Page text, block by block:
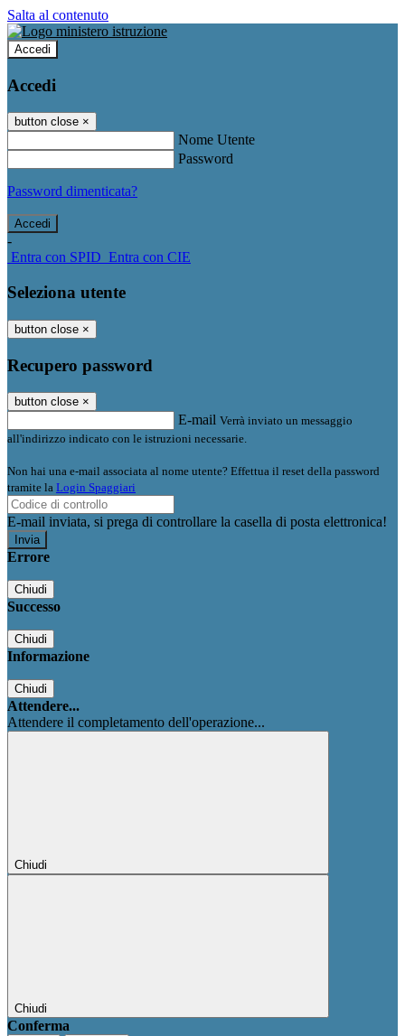
Salta al contenuto
Accedi
Accedi
button close ×
Nome Utente
Password
Password dimenticata?
-
Entra con SPID Entra con CIE
Seleziona utente
button close ×
Recupero password
button close ×
E-mail Verrà inviato un messaggio
all'indirizzo indicato con le istruzioni necessarie.
Non hai una e-mail associata al nome utente? Effettua il reset della password
tramite la Login Spaggiari
E-mail inviata, si prega di controllare la casella di posta elettronica!
Errore
Chiudi
Successo
Chiudi
Informazione
Chiudi
Attendere...
Attendere il completamento dell'operazione...
Chiudi
Chiudi
Conferma